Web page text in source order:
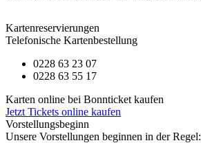
Kartenreservierungen
Telefonische Kartenbestellung
0228 63 23 07
0228 63 55 17
Karten online bei Bonnticket kaufen
Jetzt Tickets online kaufen
Vorstellungsbeginn
Unsere Vorstellungen beginnen in der Regel: